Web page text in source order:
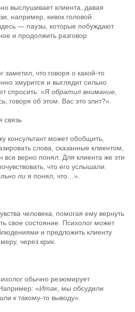
выслушивает клиента, давая
например, кивок головой.
— паузы, которые побуждают
и продолжить разговор.
что говоря о какой-то
хмурится и выглядит сильно
спросить: «Я обратил внимание
говоря об этом. Вас это злит?».
связь
консультант может обобщить,
слова, сказанные клиентом,
все верно понял. Для клиента же эти
что его услышали.
ли я понял, что…».
человека, помогая ему вернуть
свое состояние. Психолог может
и предложить клиенту
через крик.
обычно резюмирует
«Итак , мы обсудили
к такому-то выводу».